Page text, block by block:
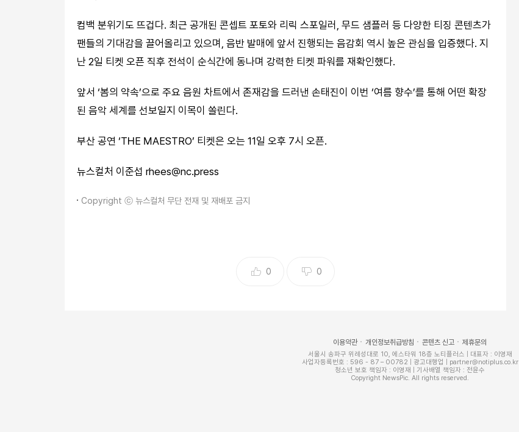
컴백 분위기도 뜨겁다. 최근 공개된 콘셉트 포토와 리릭 스포일러, 무드 샘플러 등 다양한 티징 콘텐츠가
팬들의 기대감을 끌어올리고 있으며, 음반 발매에 앞서 진행되는 음감회 역시 높은 관심을 입증했다. 지
난 2일 티켓 오픈 직후 전석이 순식간에 동나며 강력한 티켓 파워를 재확인했다.
앞서 ‘봄의 약속’으로 주요 음원 차트에서 존재감을 드러낸 손태진이 이번 ‘여름 향수’를 통해 어떤 확장
된 음악 세계를 선보일지 이목이 쏠린다.
부산 공연 ‘THE MAESTRO’ 티켓은 오는 11일 오후 7시 오픈.
뉴스컬처 이준섭 rhees@nc.press
Copyright ⓒ 뉴스컬처 무단 전재 및 재배포 금지
0 0
이용약관 개인정보취급방침 콘텐츠 신고 제휴문의
서울시 송파구 위례성대로 10, 에스타워 18층 노티플러스 | 대표자 : 이영재
사업자등록번호 : 596 - 87 – 00782 | 광고대행업 | partner@notiplus.co.kr
청소년 보호 책임자 : 이영재 | 기사배열 책임자 : 전윤수
Copyright NewsPic. All rights reserved.